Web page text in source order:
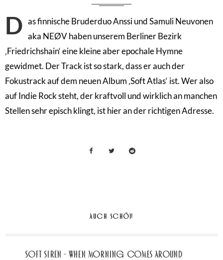
D as finnische Bruderduo Anssi und Samuli Neuvonen
aka NEØV haben unserem Berliner Bezirk
‚Friedrichshain‘ eine kleine aber epochale Hymne
gewidmet. Der Track ist so stark, dass er auch der
Fokustrack auf dem neuen Album ‚Soft Atlas‘ ist. Wer also
auf Indie Rock steht, der kraftvoll und wirklich an manchen
Stellen sehr episch klingt, ist hier an der richtigen Adresse.
AUCH SCHÖN
soft siren - When Morning Comes Around